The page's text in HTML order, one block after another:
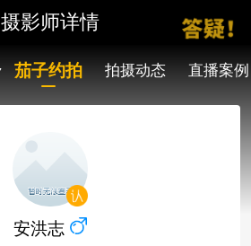
摄影师详情
茄子约拍 拍摄动态 直播案例
安洪志